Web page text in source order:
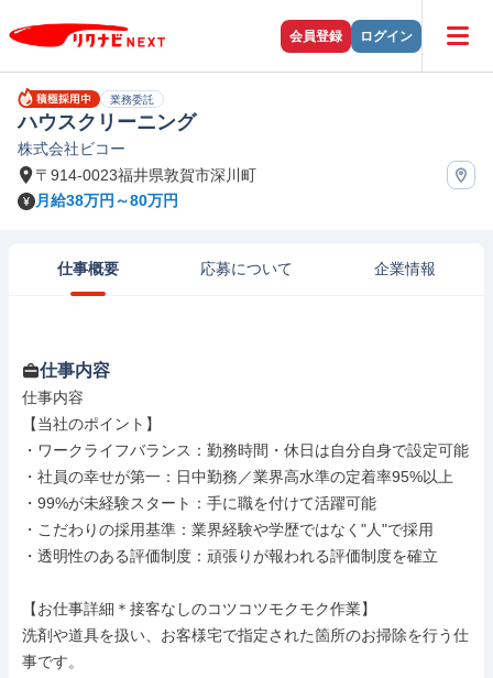
会員登録 ログイン
業務委託
ハウスクリーニング
株式会社ビコー
〒914-0023福井県敦賀市深川町
月給38万円～80万円
仕事概要 応募について 企業情報
仕事内容
仕事内容
【当社のポイント】
・ワークライフバランス：勤務時間・休日は自分自身で設定可能
・社員の幸せが第一：日中勤務／業界高水準の定着率95%以上
・99%が未経験スタート：手に職を付けて活躍可能
・こだわりの採用基準：業界経験や学歴ではなく"人"で採用
・透明性のある評価制度：頑張りが報われる評価制度を確立
【お仕事詳細＊接客なしのコツコツモクモク作業】
洗剤や道具を扱い、お客様宅で指定された箇所のお掃除を行う仕
事です。